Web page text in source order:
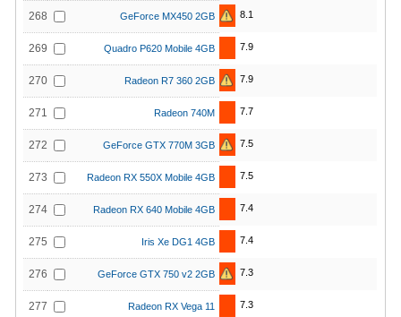
268 GeForce MX450 2GB 8.1
269 Quadro P620 Mobile 4GB 7.9
270 Radeon R7 360 2GB 7.9
271 Radeon 740M 7.7
272 GeForce GTX 770M 3GB 7.5
273 Radeon RX 550X Mobile 4GB 7.5
274 Radeon RX 640 Mobile 4GB 7.4
275 Iris Xe DG1 4GB 7.4
276 GeForce GTX 750 v2 2GB 7.3
277 Radeon RX Vega 11 7.3